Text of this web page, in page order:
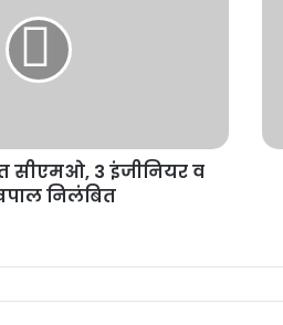
सीएमओ, 3 इंजीनियर व
निलंबित